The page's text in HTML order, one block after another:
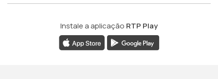
Instale a aplicação RTP Play